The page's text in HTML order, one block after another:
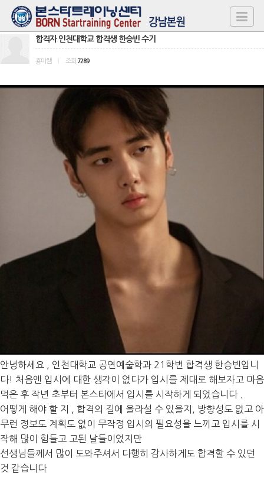
합격자 인천대학교 합격생 한승빈 수기
횽미쌤 조회 7289
안녕하세요 인천대학교 공연예술학과 21 학번 합격생 한승빈입니
다! 처음엔 입시에 대한 생각이 없다가 입시를 제대로 해보자고 마음
먹은 후 작년 초부터 본스타에서 입시를 시작하게 되었습니다
어떻게 해야 할 지
합격의 길에 올라설 수 있을지
방향성도 없고 아
무런 정보도 계획도 없이 무작정 입시의 필요성을 느끼고 입시를 시
작해 많이 힘들고 고된 날들이었지만
선생님들께서 많이 도와주셔서 다행히 감사하게도 합격할 수 있던
것 같습니다